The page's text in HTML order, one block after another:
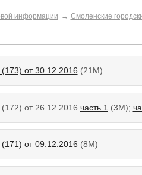
информации Смоленские
от 30.12.2016 (21М)
от 26.12.2016 часть 1 (3M);
от 09.12.2016 (8М)